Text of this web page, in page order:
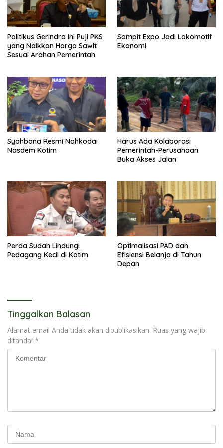
Politikus Gerindra Ini Puji PKS
yang Naikkan Harga Sawit
Sesuai Arahan Pemerintah
Sampit Expo Jadi Lokomotif
Ekonomi
Syahbana Resmi Nahkodai
Nasdem Kotim
Harus Ada Kolaborasi
Pemerintah-Perusahaan
Buka Akses Jalan
Perda Sudah Lindungi
Pedagang Kecil di Kotim
Optimalisasi PAD dan
Efisiensi Belanja di Tahun
Depan
Tinggalkan Balasan
Alamat email Anda tidak akan dipublikasikan. Ruas yang wajib
ditandai *